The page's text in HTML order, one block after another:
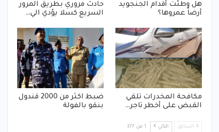
هل وطئت أقدام الجنجويد
أرضاً عمروها؟
حادث مروري بطريق المرور
السريع كسلا يؤدي الي…
مكافحة المخدرات تلقي
القبض على أخطر تاجر…
ضبط اكثر من 2000 قندول
بنقو بالفولة
السابق التالي 1 من 377